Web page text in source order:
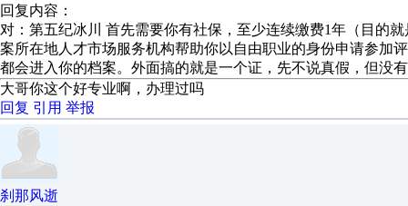
回复内容：
对：第五纪冰川 首先需要你有社保，至少连续缴费1年（目的
案所在地人才市场服务机构帮助你以自由职业的身份申请参加
都会进入你的档案。外面搞的就是一个证，先不说真假，但
大哥你这个好专业啊，办理过吗
回复 引用 举报
刹那风逝